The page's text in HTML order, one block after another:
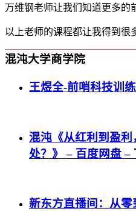
万维钢老师让我们知道更多的
以上老师的课程都让我得到很
混沌大学商学院
王煜全-前哨科技训
混沌《从红利到盈
处？》 – 百度网盘 –
新东方直播间：从